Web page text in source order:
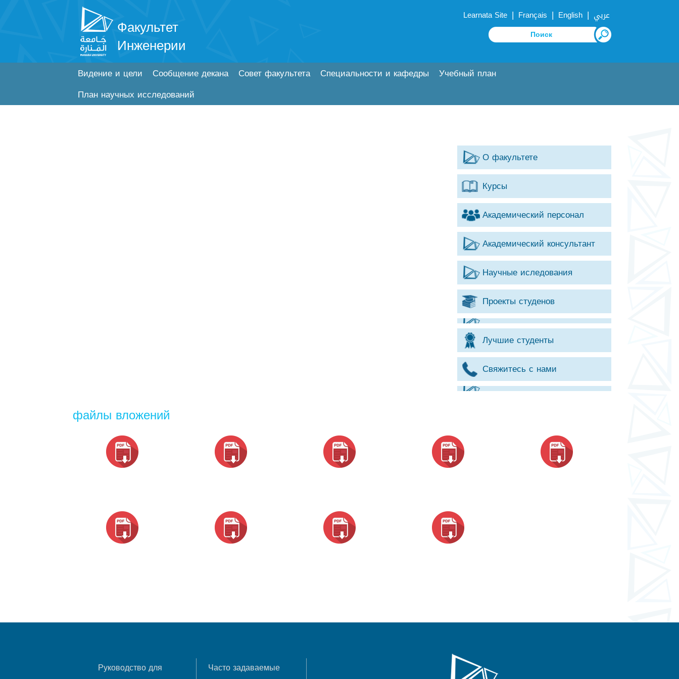
Факультет
Инженерии
Learnata Site | Français | English | عربي
Видение и цели Сообщение декана Совет факультета Специальности и кафедры
Учебный план
План научных исследований
О факультете
Курсы
Академический персонал
Академический консультант
Научные иследования
Проекты студенов
Лучшие студенты
Свяжитесь с нами
файлы вложений
Руководство для Часто задаваемые